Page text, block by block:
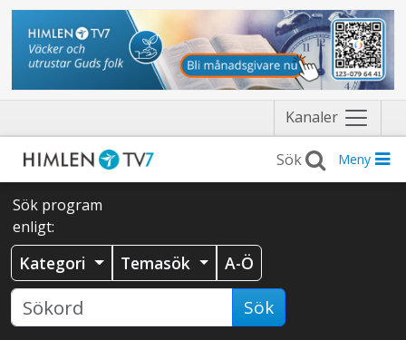
Kanaler Näytä
valikko
Meny
Sök program
enligt:
Kategori Temasök A-Ö
Sök